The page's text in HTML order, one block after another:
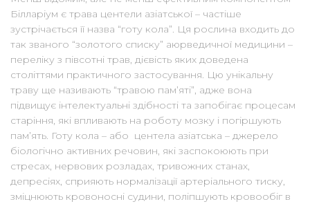
Білларіум є трава центели азіатської – частіше
зустрічається її назва “готу кола”. Ця рослина входить до
так званого “золотого списку” аюрведичної медицини –
переліку з півсотні трав, дієвість яких доведена
століттями практичного застосування. Цю унікальну
траву ще називають “травою пам’яті”, адже вона
підвищує інтелектуальні здібності та запобігає процесам
старіння, які впливають на роботу мозку і погіршують
пам’ять. Готу кола – або центела азіатська – джерело
біологічно активних речовин, які заспокоюють при
стресах, нервових розладах, тривожних станах,
депресіях, сприяють нормалізації артеріального тиску,
зміцнюють кровоносні судини, поліпшують кровообіг в